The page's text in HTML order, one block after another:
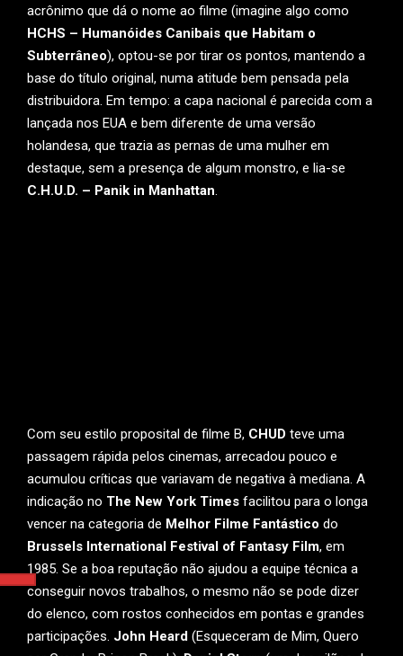
acrônimo que dá o nome ao filme (imagine algo como
HCHS – Humanóides Canibais que Habitam o
Subterrâneo), optou-se por tirar os pontos, mantendo a
base do título original, numa atitude bem pensada pela
distribuidora. Em tempo: a capa nacional é parecida com a
lançada nos EUA e bem diferente de uma versão
holandesa, que trazia as pernas de uma mulher em
destaque, sem a presença de algum monstro, e lia-se
C.H.U.D. – Panik in Manhattan.
Com seu estilo proposital de filme B, CHUD teve uma
passagem rápida pelos cinemas, arrecadou pouco e
acumulou críticas que variavam de negativa à mediana. A
indicação no The New York Times facilitou para o longa
vencer na categoria de Melhor Filme Fantástico do
Brussels International Festival of Fantasy Film, em
1985. Se a boa reputação não ajudou a equipe técnica a
conseguir novos trabalhos, o mesmo não se pode dizer
do elenco, com rostos conhecidos em pontas e grandes
participações. John Heard (Esqueceram de Mim, Quero